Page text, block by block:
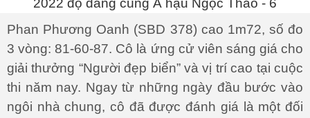
Phan Phương Oanh (SBD 378) cao 1m72, số đo
3 vòng: 81-60-87. Cô là ứng cử viên sáng giá cho
giải thưởng “Người đẹp biển” và vị trí cao tại cuộc
thi năm nay. Ngay từ những ngày đầu bước vào
ngôi nhà chung, cô đã được đánh giá là một đối